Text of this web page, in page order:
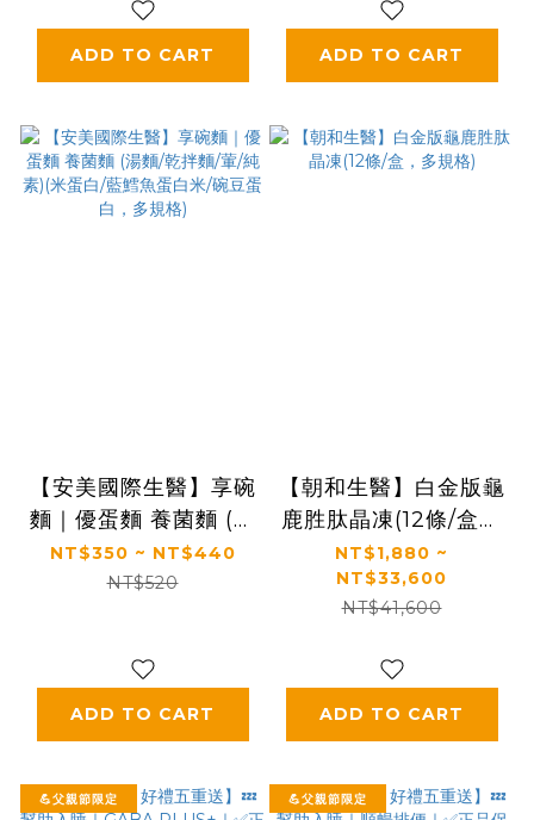
ADD TO CART ADD TO CART
【安美國際生醫】享碗
麵｜優蛋麵 養菌麵 (湯
麵/乾拌麵/葷/純素)(米
蛋白/藍鱈魚蛋白米/碗
NT$350 ~ NT$440
NT$520
ADD TO CART
【朝和生醫】白金版龜
鹿胜肽晶凍(12條/盒，
多規格)
NT$1,880 ~
NT$33,600
NT$41,600
ADD TO CART
💪父親節限定 💪父親節限定